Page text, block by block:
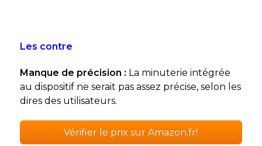
Les contre
Manque de précision : La minuterie intégrée
au dispositif ne serait pas assez précise, selon les
dires des utilisateurs.
Vérifier le prix sur Amazon.fr!